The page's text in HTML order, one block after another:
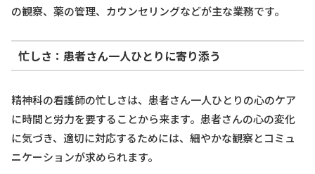
の観察、薬の管理、カウンセリングなどが主な業務です。
忙しさ：患者さん一人ひとりに寄り添う
精神科の看護師の忙しさは、患者さん一人ひとりの心のケア
に時間と労力を要することから来ます。患者さんの心の変化
に気づき、適切に対応するためには、細やかな観察とコミュ
ニケーションが求められます。